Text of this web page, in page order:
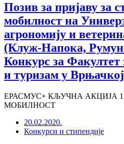
Позив за пријаву за
мобилност на
агрономију и
(Клуж-Напока,
Конкурс за Факултет
и туризам у
ЕРАСМУС+ КЉУЧНА АКЦИЈА
МОБИЛНОСТ
20.02.2020.
Конкурси и стипендије